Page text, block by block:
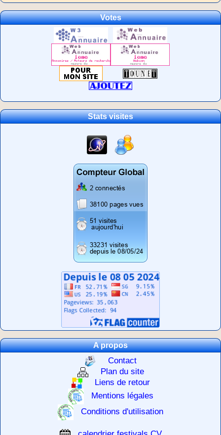
Votes
Stats visites
A propos
Contact
Plan du site
Liens de retour
Mentions légales
Conditions d'utilisation